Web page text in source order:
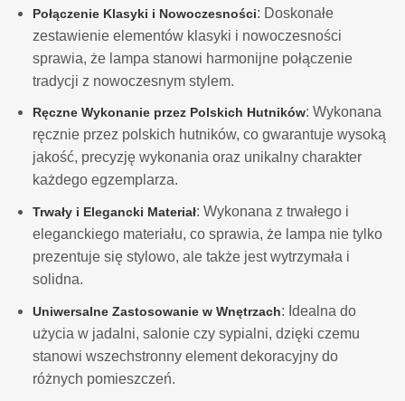
Połączenie Klasyki i Nowoczesności: Doskonałe
zestawienie elementów klasyki i nowoczesności
sprawia, że lampa stanowi harmonijne połączenie
tradycji z nowoczesnym stylem.
Ręczne Wykonanie przez Polskich Hutników: Wykonana
ręcznie przez polskich hutników, co gwarantuje wysoką
jakość, precyzję wykonania oraz unikalny charakter
każdego egzemplarza.
Trwały i Elegancki Materiał: Wykonana z trwałego i
eleganckiego materiału, co sprawia, że lampa nie tylko
prezentuje się stylowo, ale także jest wytrzymała i
solidna.
Uniwersalne Zastosowanie w Wnętrzach: Idealna do
użycia w jadalni, salonie czy sypialni, dzięki czemu
stanowi wszechstronny element dekoracyjny do
różnych pomieszczeń.